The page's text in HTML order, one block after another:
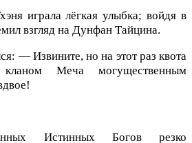
играла лёгкая улыбка; войдя в
взгляд на Дунфан Тайцина.
— Извините, но на этот раз квота
Меча могущественным
Истинных Богов резко